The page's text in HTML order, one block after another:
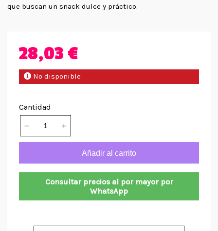
que buscan un snack dulce y práctico.
28,03 €
No disponible
Cantidad
Añadir al carrito
Consultar precios al por mayor por
WhatsApp